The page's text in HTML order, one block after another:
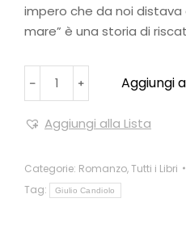
impero che da noi distava
mare” è una storia di
﹣ ﹢ Aggiungi
Aggiungi alla Lista
Categorie: Romanzo,Tutti i Libri
Tag:
Giulio Candiolo